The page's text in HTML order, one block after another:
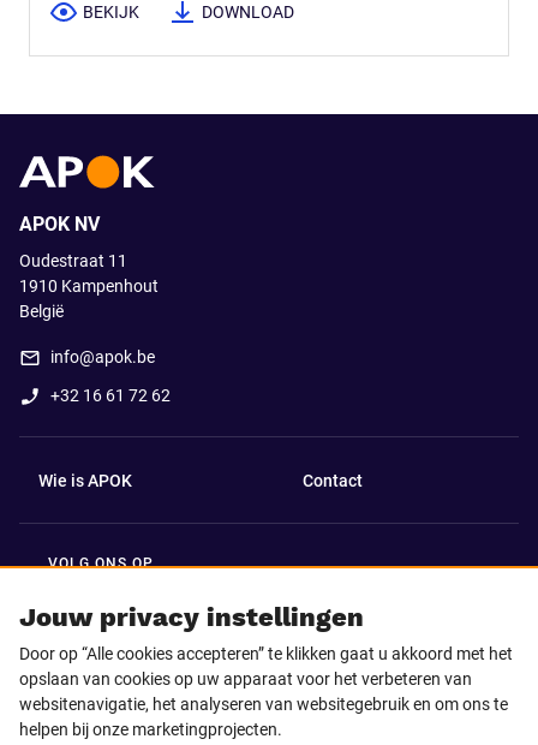
BEKIJK DOWNLOAD
Jouw privacy instellingen
Door op “Alle cookies accepteren” te klikken gaat u akkoord met het
opslaan van cookies op uw apparaat voor het verbeteren van
websitenavigatie, het analyseren van websitegebruik en om ons te
helpen bij onze marketingprojecten.
APOK NV
Oudestraat 11
1910 Kampenhout
België
info@apok.be
+32 16 61 72 62
Wie is APOK Contact
VOLG ONS OP
Facebook
Instagram TikTok